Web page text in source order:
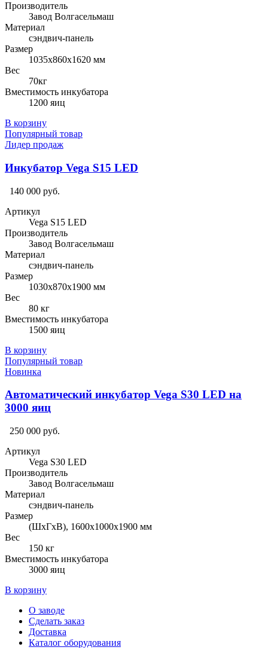
Производитель
Завод Волгасельмаш
Материал
сэндвич-панель
Размер
1035х860х1620 мм
Вес
70кг
Вместимость инкубатора
1200 яиц
В корзину
Популярный товар
Лидер продаж
Инкубатор Vega S15 LED
140 000 руб.
Артикул
Vega S15 LED
Производитель
Завод Волгасельмаш
Материал
сэндвич-панель
Размер
1030х870х1900 мм
Вес
80 кг
Вместимость инкубатора
1500 яиц
В корзину
Популярный товар
Новинка
Автоматический инкубатор Vega S30 LED на
3000 яиц
250 000 руб.
Артикул
Vega S30 LED
Производитель
Завод Волгасельмаш
Материал
сэндвич-панель
Размер
(ШхГхВ), 1600х1000х1900 мм
Вес
150 кг
Вместимость инкубатора
3000 яиц
В корзину
О заводе
Сделать заказ
Доставка
Каталог оборудования